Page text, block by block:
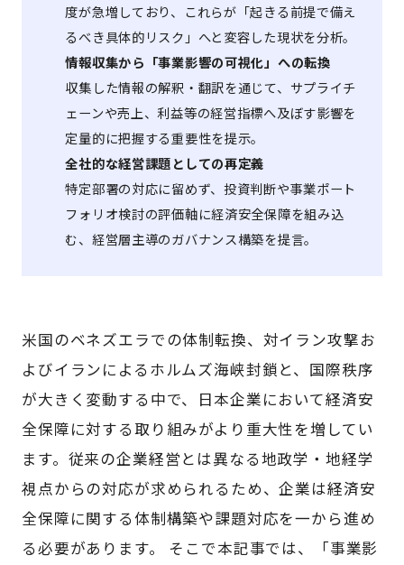
度が急増しており、これらが「起きる前提で備え
るべき具体的リスク」へと変容した現状を分析。
情報収集から「事業影響の可視化」への転換
収集した情報の解釈・翻訳を通じて、サプライチ
ェーンや売上、利益等の経営指標へ及ぼす影響を
定量的に把握する重要性を提示。
全社的な経営課題としての再定義
特定部署の対応に留めず、投資判断や事業ポート
フォリオ検討の評価軸に経済安全保障を組み込
む、経営層主導のガバナンス構築を提言。
米国のベネズエラでの体制転換、対イラン攻撃お
よびイランによるホルムズ海峡封鎖と、国際秩序
が大きく変動する中で、日本企業において経済安
全保障に対する取り組みがより重大性を増してい
ます。従来の企業経営とは異なる地政学・地経学
視点からの対応が求められるため、企業は経済安
全保障に関する体制構築や課題対応を一から進め
る必要があります。 そこで本記事では、「事業影